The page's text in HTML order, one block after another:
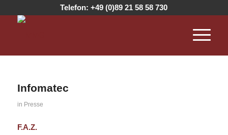
Telefon:+49 (0)89 21 58 58 730
Infomatec
in Presse
F.A.Z.